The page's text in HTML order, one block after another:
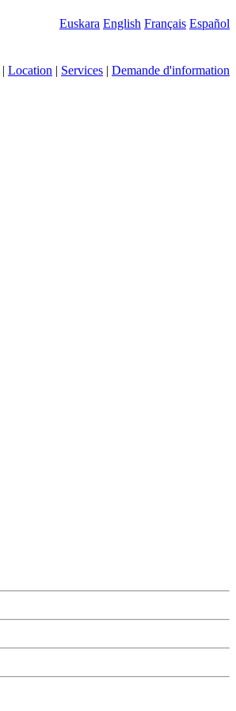
Euskara English Français Español
| Location | Services | Demande d'information